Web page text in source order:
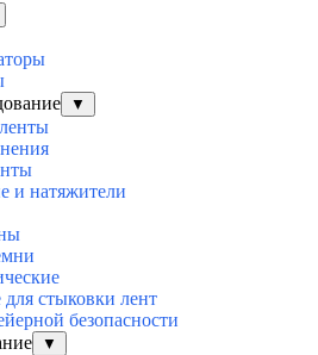
▼
и натяжители
стыковки лент
безопасности
▼